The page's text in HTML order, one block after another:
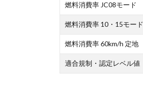
燃料消費率 JC08モード
燃料消費率 10・15モード
燃料消費率 60km/h 定地
適合規制・認定レベル値